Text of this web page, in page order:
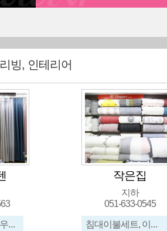
리빙, 인테리어
작은집
051-633-0545
침대이불세트, 이불, 배개, 방석, 카페트